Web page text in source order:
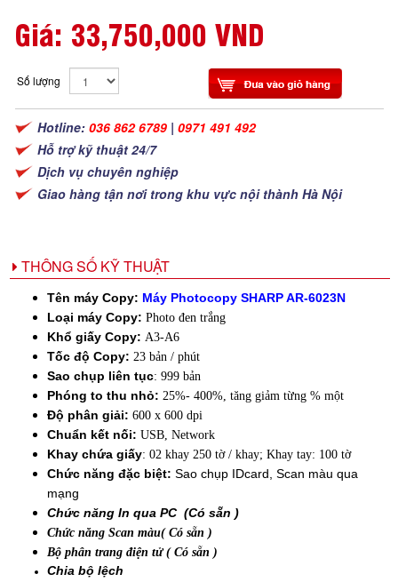
Giá: 33,750,000 VND
Số lượng
Hotline: 036 862 6789 | 0971 491 492
Hỗ trợ kỹ thuật 24/7
Dịch vụ chuyên nghiệp
Giao hàng tận nơi trong khu vực nội thành Hà Nội
THÔNG SỐ KỸ THUẬT
Tên máy Copy: Máy Photocopy SHARP AR-6023N
Loại máy Copy: Photo đen trắng
Khổ giấy Copy: A3-A6
Tốc độ Copy: 23 bản / phút
Sao chụp liên tục: 999 bản
Phóng to thu nhỏ: 25%- 400%, tăng giảm từng % một
Độ phân giải: 600 x 600 dpi
Chuẩn kết nối: USB, Network
Khay chứa giấy: 02 khay 250 tờ / khay; Khay tay: 100 tờ
Chức năng đặc biệt: Sao chụp IDcard, Scan màu qua
mạng
Chức năng In qua PC (Có sẵn )
Chức năng Scan màu( Có sẵn )
Bộ phân trang điện tử ( Có sẵn )
Chia bộ lệch